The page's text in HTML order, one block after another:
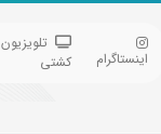
اینستاگرام
تلویزیون
کشتی